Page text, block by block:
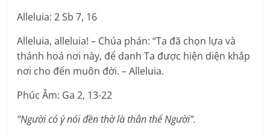
Alleluia: 2 Sb 7, 16
Alleluia, alleluia! – Chúa phán: “Ta đã chọn lựa và
thánh hoá nơi này, để danh Ta được hiện diện khắp
nơi cho đến muôn đời. – Alleluia.
Phúc Âm: Ga 2, 13-22
“Người có ý nói đền thờ là thân thể Người”.